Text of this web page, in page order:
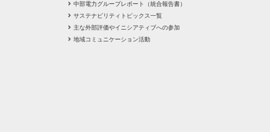
中部電力グループレポート（統合報告書）
サステナビリティトピックス一覧
主な外部評価やイニシアティブへの参加
地域コミュニケーション活動